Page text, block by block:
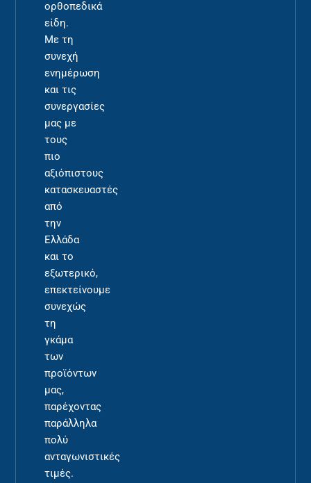
ορθοπεδικά
είδη.
Με τη
συνεχή
ενημέρωση
και τις
συνεργασίες
μας με
τους
πιο
αξιόπιστους
κατασκευαστές
από
την
Ελλάδα
και το
εξωτερικό,
επεκτείνουμε
συνεχώς
τη
γκάμα
των
προϊόντων
μας,
παρέχοντας
παράλληλα
πολύ
ανταγωνιστικές
τιμές.